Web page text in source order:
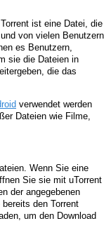
ist eine Datei, die
von vielen Benutzern
es Benutzern,
sie die Dateien in
die das
verwendet werden
Dateien wie Filme,
Wenn Sie eine
Sie sie mit uTorrent
der angegebenen
den Torrent
um den Download